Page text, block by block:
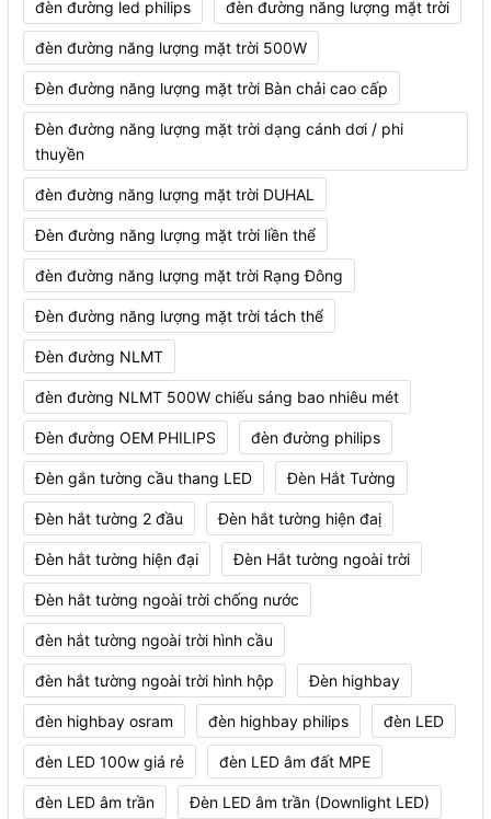
đèn đường led philips đèn đường năng lượng mặt trời
đèn đường năng lượng mặt trời 500W
Đèn đường năng lượng mặt trời Bàn chải cao cấp
Đèn đường năng lượng mặt trời dạng cánh dơi / phi
thuyền
đèn đường năng lượng mặt trời DUHAL
Đèn đường năng lượng mặt trời liền thể
đèn đường năng lượng mặt trời Rạng Đông
Đèn đường năng lượng mặt trời tách thể
Đèn đường NLMT
đèn đường NLMT 500W chiếu sáng bao nhiêu mét
Đèn đường OEM PHILIPS đèn đường philips
Đèn gắn tường cầu thang LED Đèn Hắt Tường
Đèn hắt tường 2 đầu Đèn hắt tường hiện đaị
Đèn hắt tường hiện đại Đèn Hắt tường ngoài trời
Đèn hắt tường ngoài trời chống nước
đèn hắt tường ngoài trời hình cầu
đèn hắt tường ngoài trời hình hộp Đèn highbay
đèn highbay osram đèn highbay philips đèn LED
đèn LED 100w giá rẻ đèn LED âm đất MPE
đèn LED âm trần Đèn LED âm trần (Downlight LED)